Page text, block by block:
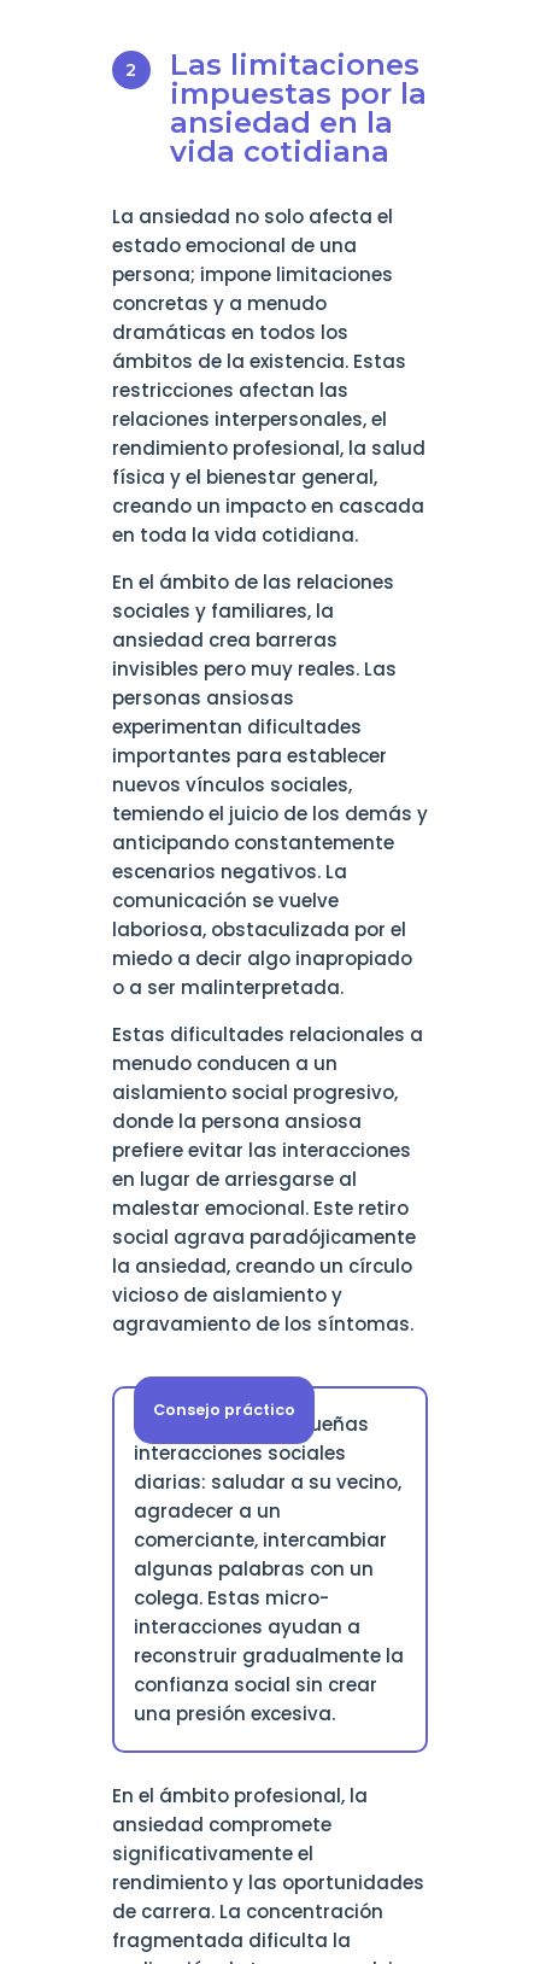
Las limitaciones
impuestas por la
ansiedad en la
vida cotidiana
La ansiedad no solo afecta el
estado emocional de una
persona; impone limitaciones
concretas y a menudo
dramáticas en todos los
ámbitos de la existencia. Estas
restricciones afectan las
relaciones interpersonales, el
rendimiento profesional, la salud
física y el bienestar general,
creando un impacto en cascada
en toda la vida cotidiana.
En el ámbito de las relaciones
sociales y familiares, la
ansiedad crea barreras
invisibles pero muy reales. Las
personas ansiosas
experimentan dificultades
importantes para establecer
nuevos vínculos sociales,
temiendo el juicio de los demás y
anticipando constantemente
escenarios negativos. La
comunicación se vuelve
laboriosa, obstaculizada por el
miedo a decir algo inapropiado
o a ser malinterpretada.
Estas dificultades relacionales a
menudo conducen a un
aislamiento social progresivo,
donde la persona ansiosa
prefiere evitar las interacciones
en lugar de arriesgarse al
malestar emocional. Este retiro
social agrava paradójicamente
la ansiedad, creando un círculo
vicioso de aislamiento y
agravamiento de los síntomas.
Consejo práctico
Comience con pequeñas
interacciones sociales
diarias: saludar a su vecino,
agradecer a un
comerciante, intercambiar
algunas palabras con un
colega. Estas micro-
interacciones ayudan a
reconstruir gradualmente la
confianza social sin crear
una presión excesiva.
En el ámbito profesional, la
ansiedad compromete
significativamente el
rendimiento y las oportunidades
de carrera. La concentración
fragmentada dificulta la